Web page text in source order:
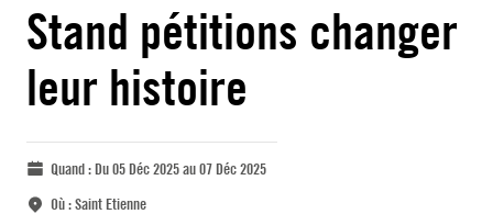
Stand pétitions changer
leur histoire
Quand :Du 05 Déc 2025 au 07 Déc 2025
Où :Saint Etienne